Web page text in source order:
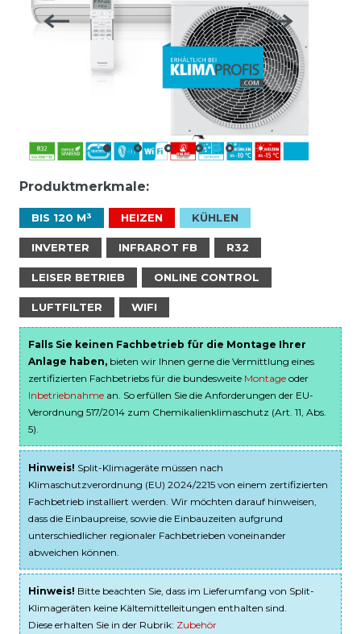
Produktmerkmale:
BIS 120 M³ HEIZEN KÜHLEN
INVERTER INFRAROT FB R32
LEISER BETRIEB ONLINE CONTROL
LUFTFILTER WIFI
Falls Sie keinen Fachbetrieb für die Montage Ihrer
Anlage haben, bieten wir Ihnen gerne die Vermittlung eines
zertifizierten Fachbetriebs für die bundesweite Montage oder
Inbetriebnahme an. So erfüllen Sie die Anforderungen der EU-
Verordnung 517/2014 zum Chemikalienklimaschutz (Art. 11, Abs.
5).
Hinweis! Split-Klimageräte müssen nach
Klimaschutzverordnung (EU) 2024/2215 von einem zertifizierten
Fachbetrieb installiert werden. Wir möchten darauf hinweisen,
dass die Einbaupreise, sowie die Einbauzeiten aufgrund
unterschiedlicher regionaler Fachbetrieben voneinander
abweichen können.
Hinweis! Bitte beachten Sie, dass im Lieferumfang von Split-
Klimageräten keine Kältemittelleitungen enthalten sind.
Diese erhalten Sie in der Rubrik: Zubehör